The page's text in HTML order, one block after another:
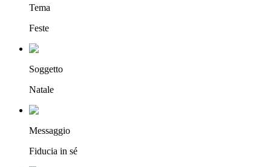
Tema
Feste
Soggetto
Natale
Messaggio
Fiducia in sé